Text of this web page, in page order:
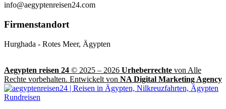
info@aegyptenreisen24.com
Firmenstandort
Hurghada - Rotes Meer, Ägypten
Aegypten reisen 24 © 2025 – 2026 Urheberrechte von Alle
Rechte vorbehalten. Entwickelt von NA Digital Marketing Agency